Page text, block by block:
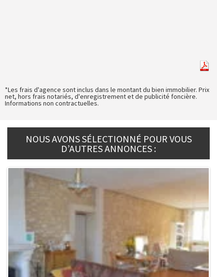
*Les frais d'agence sont inclus dans le montant du bien immobilier. Prix
net, hors frais notariés, d'enregistrement et de publicité foncière.
Informations non contractuelles.
NOUS AVONS SÉLECTIONNÉ POUR VOUS
D’AUTRES ANNONCES :